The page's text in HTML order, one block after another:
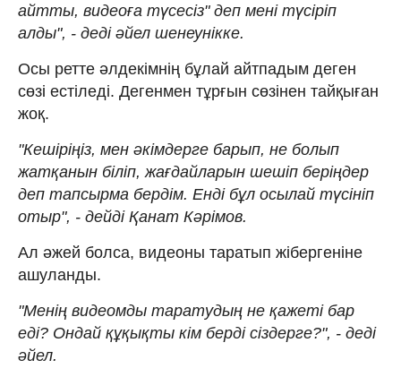
айтты, видеоға түсесіз" деп мені түсіріп
алды", - деді әйел шенеунікке.
Осы ретте әлдекімнің бұлай айтпадым деген
сөзі естіледі. Дегенмен тұрғын сөзінен тайқыған
жоқ.
"Кешіріңіз, мен әкімдерге барып, не болып
жатқанын біліп, жағдайларын шешіп беріңдер
деп тапсырма бердім. Енді бұл осылай түсініп
отыр", - дейді Қанат Кәрімов.
Ал әжей болса, видеоны таратып жібергеніне
ашуланды.
"Менің видеомды таратудың не қажеті бар
еді? Ондай құқықты кім берді сіздерге?", - деді
әйел.